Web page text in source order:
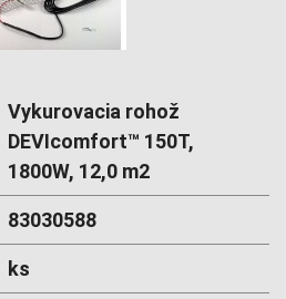
Vykurovacia rohož
DEVIcomfort™ 150T,
1800W, 12,0 m2
83030588
ks